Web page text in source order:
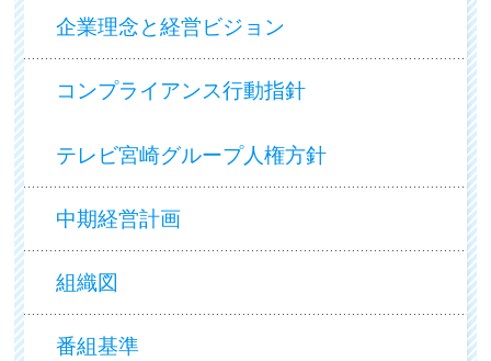
企業理念と経営ビジョン
コンプライアンス行動指針
テレビ宮崎グループ人権方針
中期経営計画
組織図
番組基準